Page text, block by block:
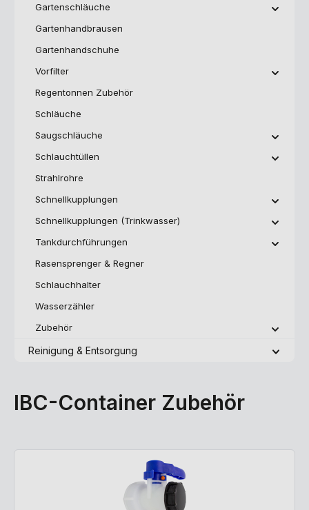
Gartenschläuche
Gartenhandbrausen
Gartenhandschuhe
Vorfilter
Regentonnen Zubehör
Schläuche
Saugschläuche
Schlauchtüllen
Strahlrohre
Schnellkupplungen
Schnellkupplungen (Trinkwasser)
Tankdurchführungen
Rasensprenger & Regner
Schlauchhalter
Wasserzähler
Zubehör
Reinigung & Entsorgung
IBC-Container Zubehör